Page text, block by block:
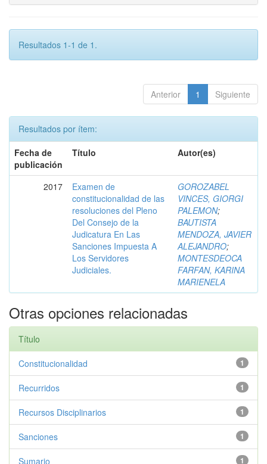
Resultados 1-1 de 1.
Anterior 1 Siguiente
Resultados por ítem:
Fecha de
publicación
Título Autor(es)
2017
Examen de
constitucionalidad de las
resoluciones del Pleno
Del Consejo de la
Judicatura En Las
Sanciones Impuesta A
Los Servidores
Judiciales.
GOROZABEL
VINCES, GIORGI
PALEMON;
BAUTISTA
MENDOZA, JAVIER
ALEJANDRO;
MONTESDEOCA
FARFAN, KARINA
MARIENELA
Otras opciones relacionadas
Título
1
Constitucionalidad
1
Recurridos
1
Recursos Disciplinarios
1
Sanciones
1
Sumario